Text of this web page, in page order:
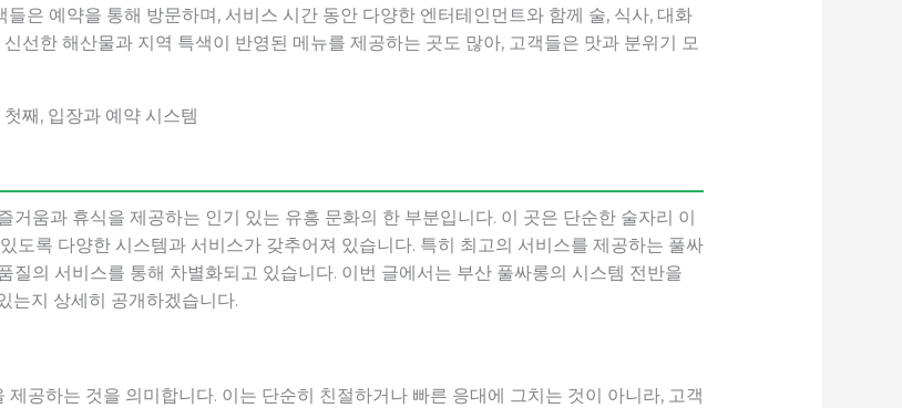
은 예약을 통해 방문하며, 서비스 시간 동안 다양한 엔터테인먼트와 함께 술, 식사, 대화
선한 해산물과 지역 특색이 반영된 메뉴를 제공하는 곳도 많아, 고객들은 맛과 분위기 모
째, 입장과 예약 시스템
움과 휴식을 제공하는 인기 있는 유흥 문화의 한 부분입니다. 이 곳은 단순한 술자리 이
도록 다양한 시스템과 서비스가 갖추어져 있습니다. 특히 최고의 서비스를 제공하는 풀싸
질의 서비스를 통해 차별화되고 있습니다. 이번 글에서는 부산 풀싸롱의 시스템 전반을
는지 상세히 공개하겠습니다.
공하는 것을 의미합니다. 이는 단순히 친절하거나 빠른 응대에 그치는 것이 아니라, 고객